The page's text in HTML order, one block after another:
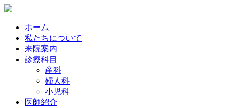
ホーム
私たちについて
来院案内
診療科目
産科
婦人科
小児科
医師紹介